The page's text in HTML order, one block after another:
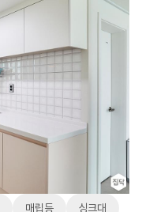
매립등 싱크대